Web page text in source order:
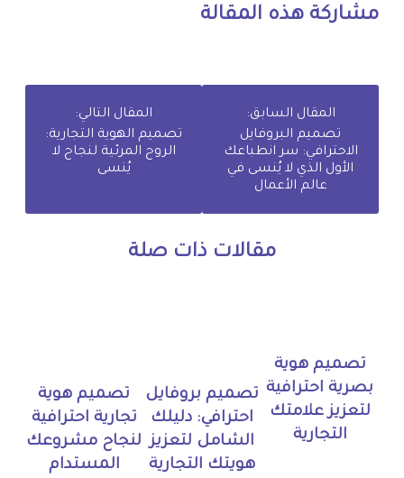
مشاركة هذه المقالة
المقال السابق:
تصميم البروفايل
الاحترافي: سر انطباعك
الأول الذي لا يُنسى في
عالم الأعمال
المقال التالي:
تصميم الهوية التجارية:
الروح المرئية لنجاح لا
يُنسى
مقالات ذات صلة
تصميم هوية
بصرية احترافية
لتعزيز علامتك
التجارية
تصميم بروفايل
احترافي: دليلك
الشامل لتعزيز
هويتك التجارية
تصميم هوية
تجارية احترافية
لنجاح مشروعك
المستدام